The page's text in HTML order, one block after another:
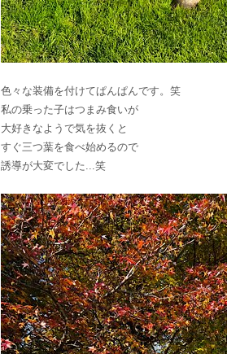
色々な装備を付けてぱんぱんです。笑
私の乗った子はつまみ食いが
大好きなようで気を抜くと
すぐ三つ葉を食べ始めるので
誘導が大変でした...笑